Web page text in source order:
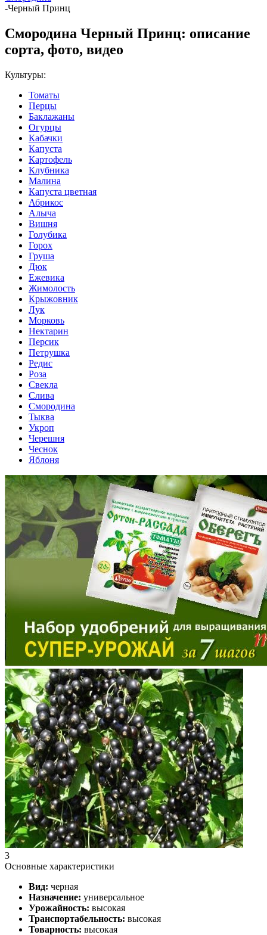
-Черный Принц
Смородина Черный Принц: описание
сорта, фото, видео
Культуры:
Томаты
Перцы
Баклажаны
Огурцы
Кабачки
Капуста
Картофель
Клубника
Малина
Капуста цветная
Абрикос
Алыча
Вишня
Голубика
Горох
Груша
Дюк
Ежевика
Жимолость
Крыжовник
Лук
Морковь
Нектарин
Персик
Петрушка
Редис
Роза
Свекла
Слива
Смородина
Тыква
Укроп
Черешня
Чеснок
Яблоня
3
Основные характеристики
Вид: черная
Назначение: универсальное
Урожайность: высокая
Транспортабельность: высокая
Товарность: высокая